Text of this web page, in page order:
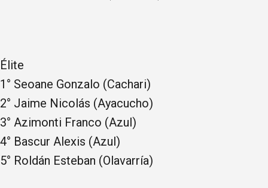
Élite
1° Seoane Gonzalo (Cachari)
2° Jaime Nicolás (Ayacucho)
3° Azimonti Franco (Azul)
4° Bascur Alexis (Azul)
5° Roldán Esteban (Olavarría)